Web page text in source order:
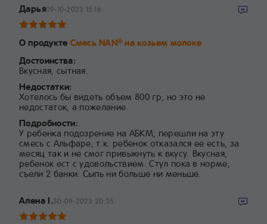
Дарья09-10-2023 15:16
О продукте Смесь NAN® на козьем молоке
Достоинства:
Вкусная, сытная.
Недостатки:
Хотелось бы видеть объем 800 гр, но это не
недостаток, а пожелание.
Подробности:
У ребенка подозрение на АБКМ, перешли на эту
смесь с Альфаре, т.к. ребенок отказался ее есть, за
месяц так и не смог привыкнуть к вкусу. Вкусная,
ребенок ест с удовольствием. Стул пока в норме,
съели 2 банки. Сыпь ни больше ни меньше.
Алена I.30-09-2023 20:35